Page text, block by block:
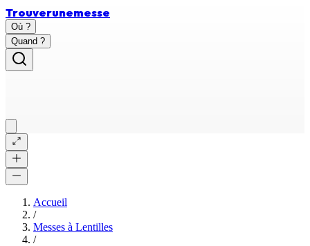
Trouverunemesse
Où ?
Quand ?
Accueil
/
Messes à Lentilles
/